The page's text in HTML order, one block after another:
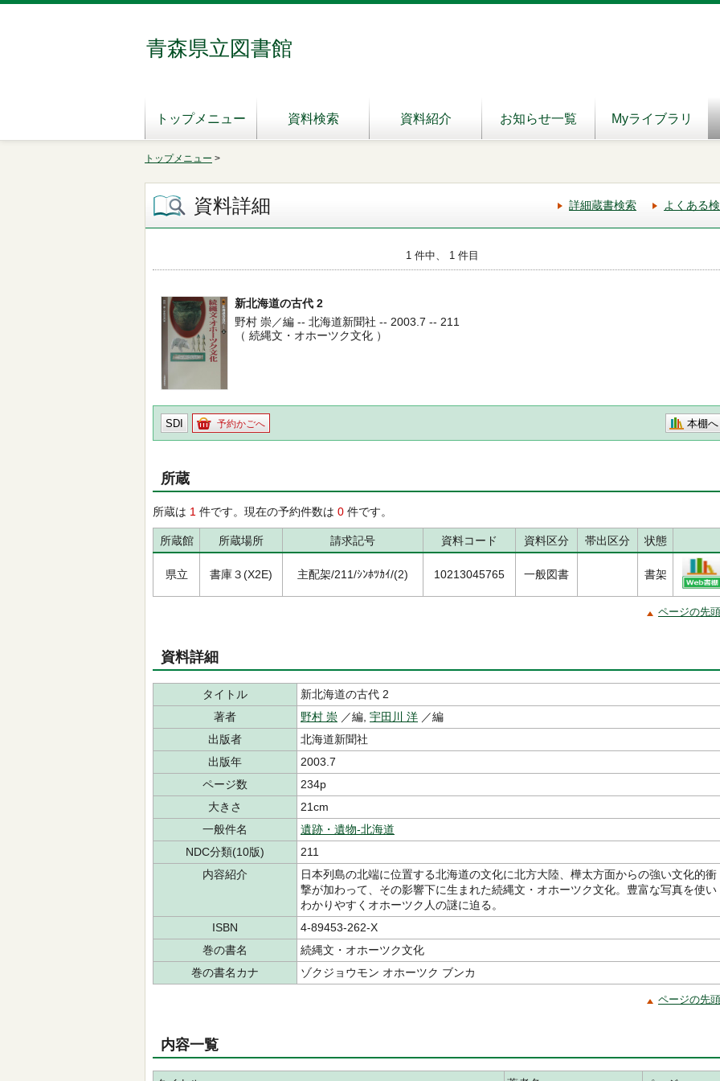
青森県立図書館
トップメニュー 資料検索 資料紹介 お知らせ一覧 Myライブラリ
トップメニュー >
資料詳細 詳細蔵書検索 よくある
1 件中、 1 件目
新北海道の古代 2
野村 崇／編 -- 北海道新聞社 -- 2003.7 -- 211
（ 続縄文・オホーツク文化 ）
SDI 予約かごへ 本棚へ
所蔵
所蔵は 1 件です。現在の予約件数は 0 件です。
所蔵館 所蔵場所 請求記号 資料コード 資料区分 帯出区分 状態
県立 書庫３(X2E) 主配架/211/ｼﾝﾎﾂｶｲ/(2) 10213045765 一般図書 書架
ページの先
資料詳細
タイトル
新北海道の古代 2
著者
野村 崇 ／編, 宇田川 洋 ／編
出版者
北海道新聞社
出版年
2003.7
ページ数
234p
大きさ
21cm
一般件名
遺跡・遺物-北海道
NDC分類(10版)
211
内容紹介
日本列島の北端に位置する北海道の文化に北方大陸、樺太方面からの強い文化的衝
撃が加わって、その影響下に生まれた続縄文・オホーツク文化。豊富な写真を使い
わかりやすくオホーツク人の謎に迫る。
ISBN
4-89453-262-X
巻の書名
続縄文・オホーツク文化
巻の書名カナ
ゾクジョウモン オホーツク ブンカ
ページの先
内容一覧